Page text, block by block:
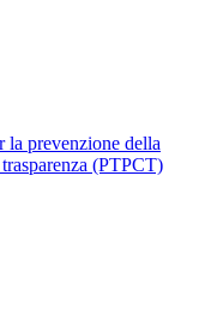
la prevenzione della
(PTPCT)